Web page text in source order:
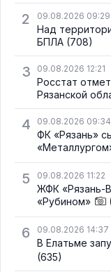
2 09.08.2026 09:29
Над
БПЛА (708)
3 09.08.2026 12:21
Росстат
Рязанской
4 09.08.2026 09:34
ФК «Рязань»
5 09.08.2026 11:22
ЖФК «Рязань-
«Рубином»
6 09.08.2026 14:37
В Елатьме
(635)